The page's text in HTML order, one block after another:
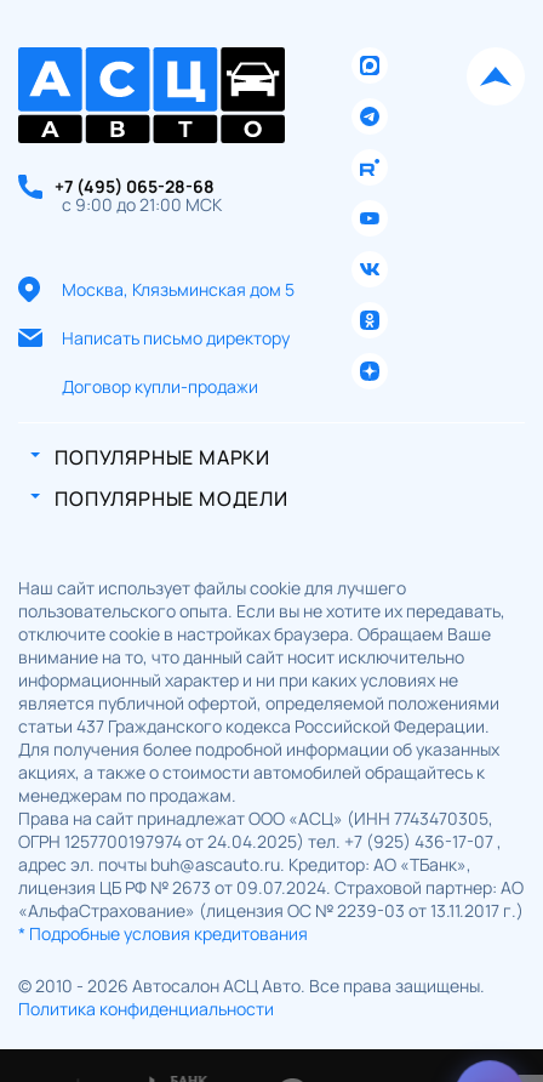
+7 (495) 065-28-68
с 9:00 до 21:00 МСК
Москва, Клязьминская дом 5
Написать письмо директору
Договор купли-продажи
ПОПУЛЯРНЫЕ МАРКИ
ПОПУЛЯРНЫЕ МОДЕЛИ
Наш сайт использует файлы cookie для лучшего
пользовательского опыта. Если вы не хотите их передавать,
отключите cookie в настройках браузера. Обращаем Ваше
внимание на то, что данный сайт носит исключительно
информационный характер и ни при каких условиях не
является публичной офертой, определяемой положениями
статьи 437 Гражданского кодекса Российской Федерации.
Для получения более подробной информации об указанных
акциях, а также о стоимости автомобилей обращайтесь к
менеджерам по продажам.
Права на сайт принадлежат ООО «АСЦ» (ИНН 7743470305,
ОГРН 1257700197974 от 24.04.2025) тел. +7 (925) 436-17-07 ,
адрес эл. почты buh@ascauto.ru. Кредитор: АО «ТБанк»,
лицензия ЦБ РФ № 2673 от 09.07.2024. Страховой партнер: АО
«АльфаСтрахование» (лицензия ОС № 2239-03 от 13.11.2017 г.)
* Подробные условия кредитования
© 2010 - 2026 Автосалон АСЦ Авто. Все права защищены.
Политика конфиденциальности